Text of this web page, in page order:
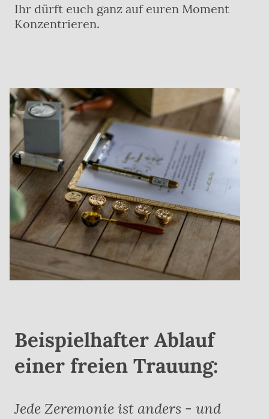
Ihr dürft euch ganz auf euren Moment
Konzentrieren.
Beispielhafter Ablauf
einer freien Trauung:
Jede Zeremonie ist anders - und